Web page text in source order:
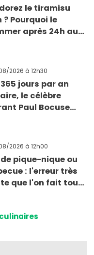
le tiramisu
? Pourquoi le
après 24h au
2026 à 12h30
jours par an
le célèbre
Paul Bocuse
2026 à 12h00
pique-nique ou
: l'erreur très
que l'on fait tous